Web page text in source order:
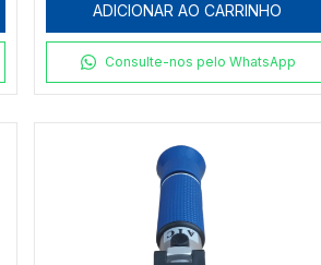
ADICIONAR AO CARRINHO
Consulte-nos pelo WhatsApp